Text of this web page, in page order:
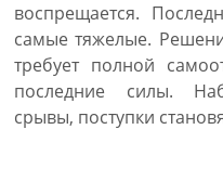
воспрещается.
самые тяжелые.
требует полной
последние силы.
срывы, поступки